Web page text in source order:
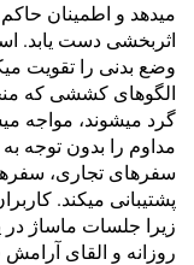
میدهد و اطمینان
اثربخشی دست یابد.
وضع بدنی را تقویت
الگوهای کششی که
گرد میشوند، مواجه
مداوم را بدون توجه
سفرهای تجاری،
پشتیبانی میکند.
زیرا جلسات ماساژ در
روزانه و القای